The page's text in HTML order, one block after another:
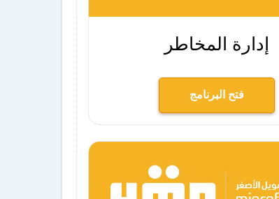
إدارة المخاطر
فتح البرنامج